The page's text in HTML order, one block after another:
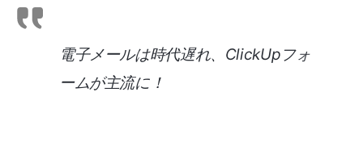
電子メールは時代遅れ、ClickUpフォ
ームが主流に！